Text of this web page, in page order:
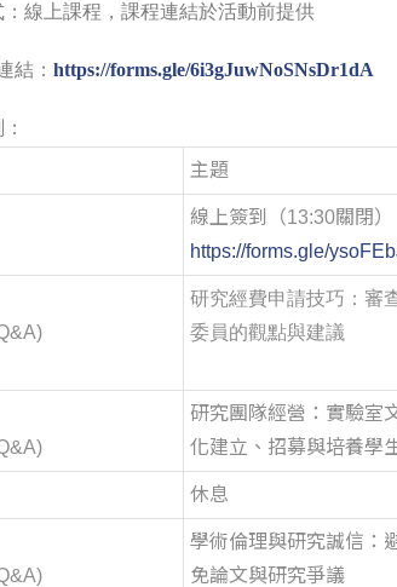
線上課程，課程連結於活動前提供
： https://forms.gle/6i3gJuwNoSNsDr1dA
：
主題
線上簽到（13:30關閉）
https://forms.gle/
研究經費申請技巧：審
委員的觀點與建議
研究團隊經營：實驗室
化建立、招募與培養學
休息
學術倫理與研究誠信：
免論文與研究爭議